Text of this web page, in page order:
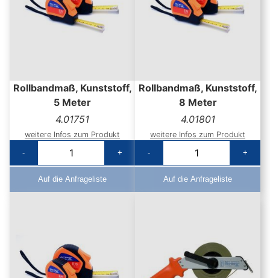
Rollbandmaß, Kunststoff,
5 Meter
4.01751
weitere Infos zum Produkt
-
+
Auf die Anfrageliste
Rollbandmaß, Kunststoff,
8 Meter
4.01801
weitere Infos zum Produkt
-
+
Auf die Anfrageliste